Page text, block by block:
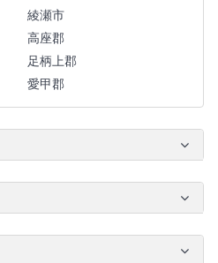
綾瀬市
高座郡
足柄上郡
愛甲郡